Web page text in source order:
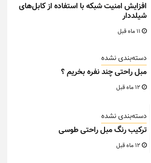
افزایش امنیت شبکه با استفاده از کابل‌های
شیلددار
دسته‌بندی نشده
مبل راحتی چند نفره بخریم ؟
دسته‌بندی نشده
ترکیب رنگ مبل راحتی طوسی